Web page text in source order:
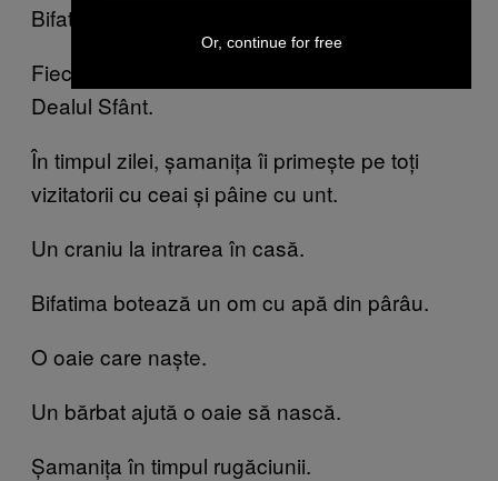
Bifatima Dualetova
Fiecare dimineață începe cu meditația pe
Dealul Sfânt.
În timpul zilei, șamanița îi primește pe toți
vizitatorii cu ceai și pâine cu unt.
Un craniu la intrarea în casă.
Bifatima botează un om cu apă din pârâu.
O oaie care naște.
Un bărbat ajută o oaie să nască.
Șamanița în timpul rugăciunii.
Or, continue for free